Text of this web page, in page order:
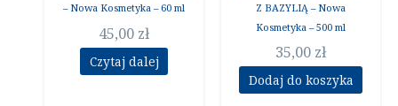
– Nowa Kosmetyka – 60 ml
45,00 zł
Czytaj dalej
Z BAZYLIĄ – Nowa
Kosmetyka – 500 ml
35,00 zł
Dodaj do koszyka